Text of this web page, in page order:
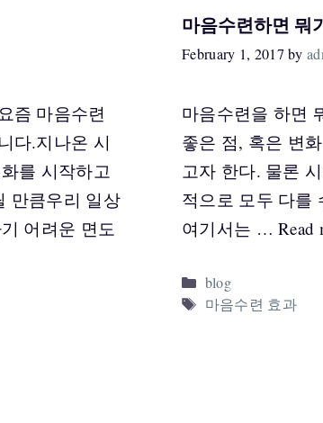
즘 마음수련
다.지나온 시
를 시작하고
만큼우리 일상
어려운 면도
마음수련하면 뭐
February 1, 2017by
마음수련을 하면
좋은 점, 혹은 변
고자 한다. 물론
적으로 모두 다를
여기서는 …Read
Categories
blog
Tags
마음수련 효과